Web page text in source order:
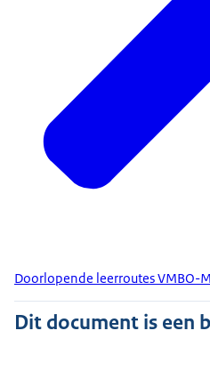
Doorlopende leerroutes VMBO-
Dit document is een